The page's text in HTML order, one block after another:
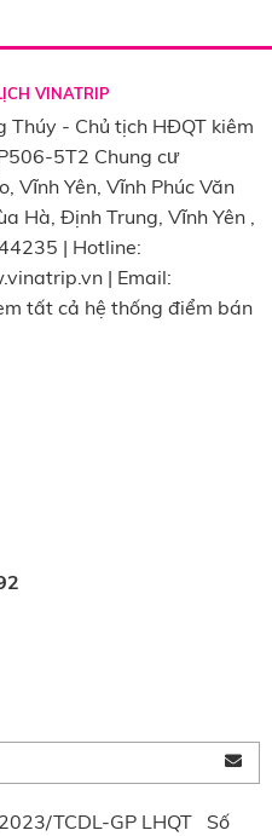
VINATRIP
- Chủ tịch HĐQT kiêm
5T2 Chung cư
Vĩnh Yên, Vĩnh Phúc Văn
Hà, Định Trung, Vĩnh Yên ,
| Hotline:
| Email:
tất cả hệ thống điểm bán
TCDL-GP LHQT Số